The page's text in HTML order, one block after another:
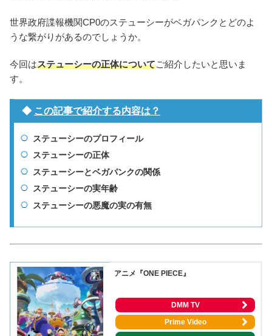
世界政府諜報機関CP0のステューシーがベガパンクとどのよ
うな繋がりがあるのでしょうか。
今回はステューシーの正体についてご紹介したいと思いま
す。
◆ この記事で紹介する内容は？
ステューシーのプロフィール
ステューシーの正体
ステューシーとベガパンクの関係
ステューシーの実年齢
ステューシーの悪魔の実の有無
アニメ『ONE PIECE』
DMM TV
Prime Video